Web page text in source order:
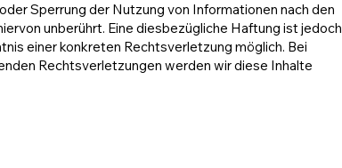
Sperrung der Nutzung von Informationen nach den
unberührt. Eine diesbezügliche Haftung ist jedoch
einer konkreten Rechtsverletzung möglich. Bei
Rechtsverletzungen werden wir diese Inhalte